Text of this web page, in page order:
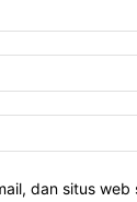
dan situs